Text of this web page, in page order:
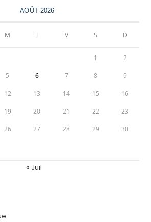
AOÛT 2026
M J V S D
1 2
5 6 7 8 9
12 13 14 15 16
19 20 21 22 23
26 27 28 29 30
« Juil